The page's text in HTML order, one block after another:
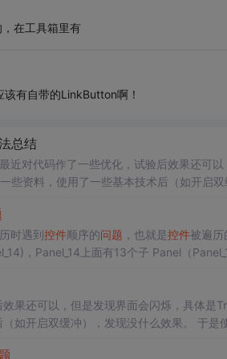
在工具箱里有
有自带的LinkButton啊！
总结
解决方法总结 最近对代码作了一些优化，试验后效
使用了一些基本技术后（如开启双缓冲），发现没什么
个图元，所以速度会慢，造成闪烁。但是如
时遇到控件顺序的问题 ，也就是控件被遍历
，Panel_14上面有13个子 Panel（
果还可以，但是发现界面会闪烁，具体是
如开启双缓冲），发现没什么效果。 于是